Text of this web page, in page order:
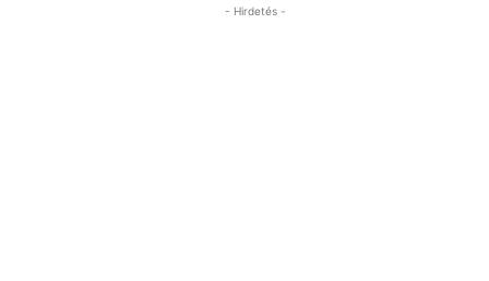
- Hirdetés -